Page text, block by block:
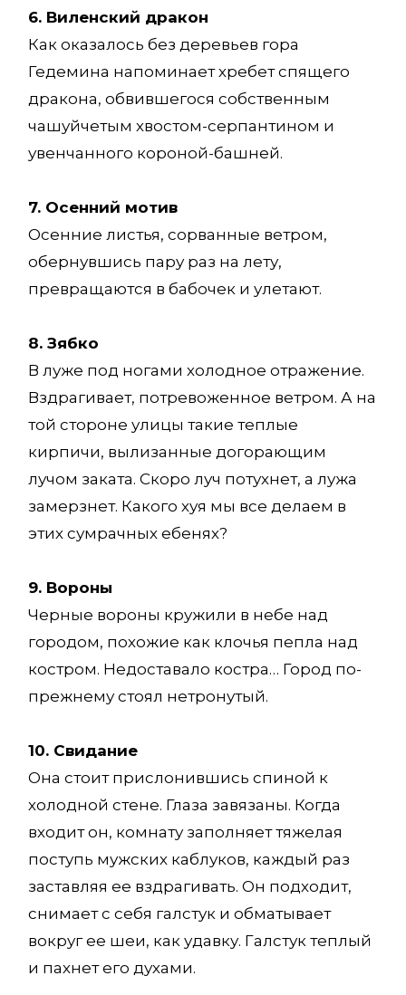
6. Виленский дракон
Как оказалось без деревьев гора
Гедемина напоминает хребет спящего
дракона, обвившегося собственным
чашуйчетым хвостом-серпантином и
увенчанного короной-башней.
7. Осенний мотив
Осенние листья, сорванные ветром,
обернувшись пару раз на лету,
превращаются в бабочек и улетают.
8. Зябко
В луже под ногами холодное отражение.
Вздрагивает, потревоженное ветром. А на
той стороне улицы такие теплые
кирпичи, вылизанные догорающим
лучом заката. Скоро луч потухнет, а лужа
замерзнет. Какого хуя мы все делаем в
этих сумрачных ебенях?
9. Вороны
Черные вороны кружили в небе над
городом, похожие как клочья пепла над
костром. Недоставало костра… Город по-
прежнему стоял нетронутый.
10. Свидание
Она стоит прислонившись спиной к
холодной стене. Глаза завязаны. Когда
входит он, комнату заполняет тяжелая
поступь мужских каблуков, каждый раз
заставляя ее вздрагивать. Он подходит,
снимает с себя галстук и обматывает
вокруг ее шеи, как удавку. Галстук теплый
и пахнет его духами.